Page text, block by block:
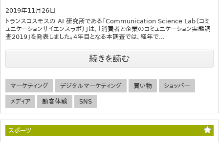
2019年11月26日
トランスコスモスの AI 研究所である「Communication Science Lab（コミ
ュニケーションサイエンスラボ）」は、「消費者と企業のコミュニケーション実態調
査2019」を発表しました。4年目となる本調査では、経年で...
続きを読む
マーケティング デジタルマーケティング 買い物 ショッパー
メディア 顧客体験 SNS
スポーツ